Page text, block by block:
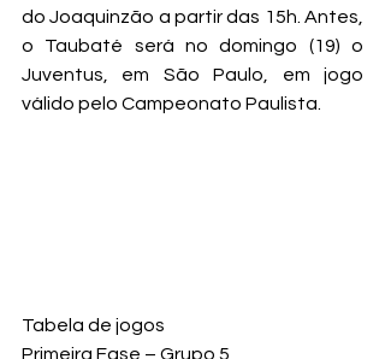
do Joaquinzão a partir das 15h. Antes,
o Taubaté será no domingo (19) o
Juventus, em São Paulo, em jogo
válido pelo Campeonato Paulista.
Tabela de jogos
Primeira Fase – Grupo 5